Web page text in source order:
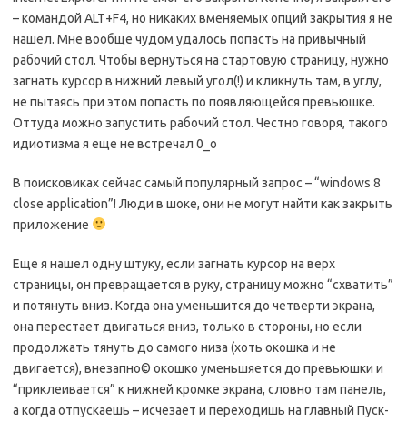
– командой ALT+F4, но никаких вменяемых опций закрытия я не
нашел. Мне вообще чудом удалось попасть на привычный
рабочий стол. Чтобы вернуться на стартовую страницу, нужно
загнать курсор в нижний левый угол(!) и кликнуть там, в углу,
не пытаясь при этом попасть по появляющейся превьюшке.
Оттуда можно запустить рабочий стол. Честно говоря, такого
идиотизма я еще не встречал 0_о
В поисковиках сейчас самый популярный запрос – “windows 8
close application”! Люди в шоке, они не могут найти как закрыть
приложение
Еще я нашел одну штуку, если загнать курсор на верх
страницы, он превращается в руку, страницу можно “схватить”
и потянуть вниз. Когда она уменьшится до четверти экрана,
она перестает двигаться вниз, только в стороны, но если
продолжать тянуть до самого низа (хоть окошка и не
двигается), внезапно© окошко уменьшяется до превьюшки и
“приклеивается” к нижней кромке экрана, словно там панель,
а когда отпускаешь – исчезает и переходишь на главный Пуск-